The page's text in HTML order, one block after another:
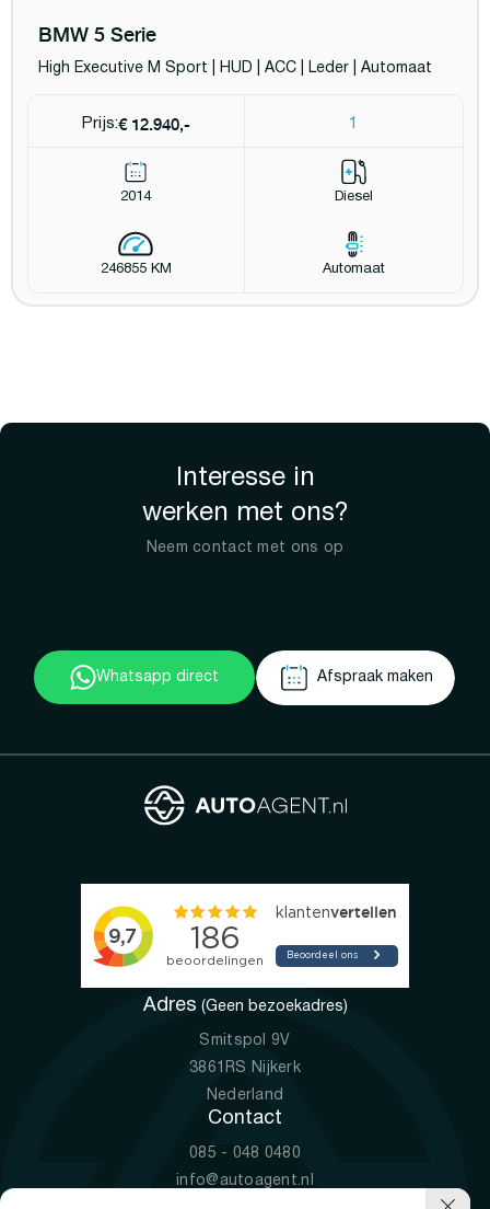
BMW 5 Serie
High Executive M Sport | HUD | ACC | Leder | Automaat
Prijs:€ 12.940,- 1
2014 Diesel
246855 KM Automaat
Interesse in
werken met ons?
Neem contact met ons op
Whatsapp direct Afspraak maken
Adres (Geen bezoekadres)
Smitspol 9V
3861RS Nijkerk
Nederland
Contact
085 - 048 0480
info@autoagent.nl